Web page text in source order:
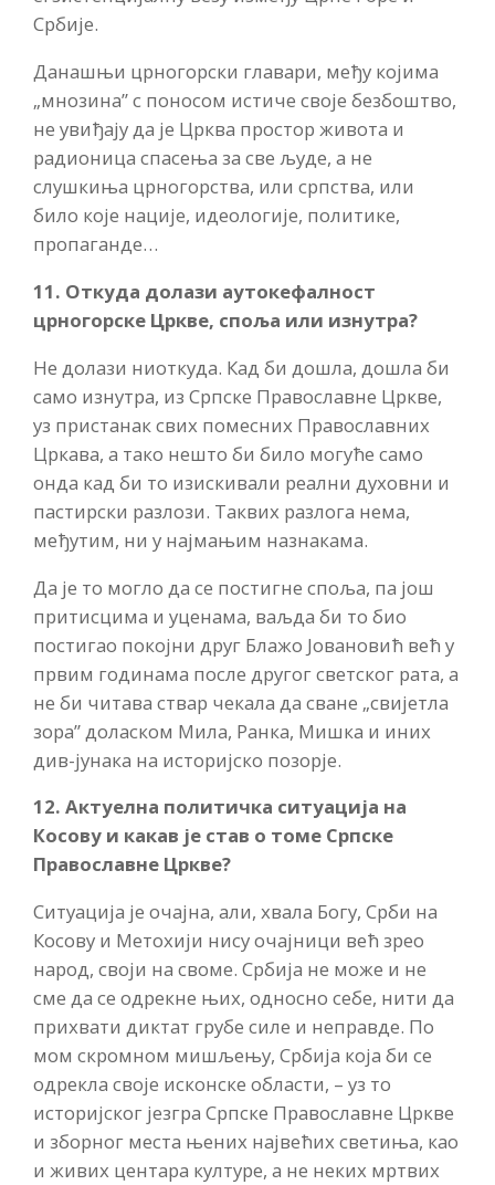
Србије.
Данашњи црногорски главари, међу којима
„мнозина” с поносом истиче своје безбоштво,
не увиђају да је Црква простор живота и
радионица спасења за све људе, а не
слушкиња црногорства, или српства, или
било које нације, идеологије, политике,
пропаганде…
11. Откуда долази аутокефалност
црногорске Цркве, споља или изнутра?
Не долази ниоткуда. Кад би дошла, дошла би
само изнутра, из Српске Православне Цркве,
уз пристанак свих помесних Православних
Цркава, а тако нешто би било могуће само
онда кад би то изискивали реални духовни и
пастирски разлози. Таквих разлога нема,
међутим, ни у најмањим назнакама.
Да је то могло да се постигне споља, па још
притисцима и уценама, ваљда би то био
постигао покојни друг Блажо Јовановић већ у
првим годинама после другог светског рата, а
не би читава ствар чекала да сване „свијетла
зора” доласком Мила, Ранка, Мишка и иних
див-јунака на историјско позорје.
12. Актуелна политичка ситуација на
Косову и какав је став о томе Српске
Православне Цркве?
Ситуација је очајна, али, хвала Богу, Срби на
Косову и Метохији нису очајници већ зрео
народ, своји на своме. Србија не може и не
сме да се одрекне њих, односно себе, нити да
прихвати диктат грубе силе и неправде. По
мом скромном мишљењу, Србија која би се
одрекла своје исконске области, – уз то
историјског језгра Српске Православне Цркве
и зборног места њених највећих светиња, као
и живих центара културе, а не неких мртвих